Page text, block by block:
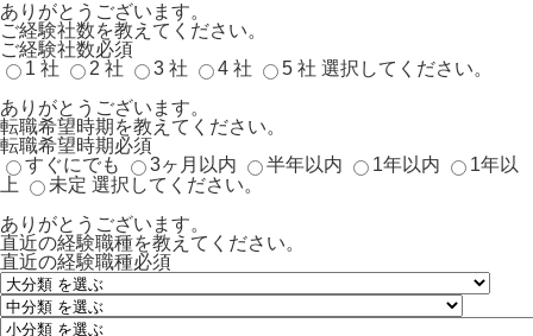
ありがとうございます。
ご経験社数を教えてください。
ご経験社数必須
1 社
2 社 3 社 4 社 5 社 選択してください。
ありがとうございます。
転職希望時期を教えてください。
転職希望時期必須
すぐにでも
3ヶ月以内 半年以内 1年以内
1年以
上
未定 選択してください。
ありがとうございます。
直近の経験職種を教えてください。
直近の経験職種必須